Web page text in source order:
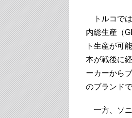
トルコでは
内総生産（
ト生産が可
本が戦後に
ーカーから
のブランド
一方、ソニ